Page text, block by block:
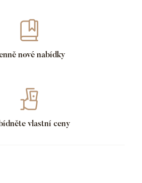
nové nabídky
vlastní ceny